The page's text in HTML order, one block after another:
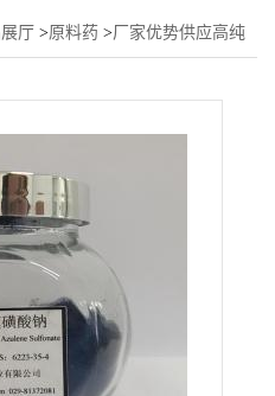
厅 >原料药 >厂家优势供应高纯